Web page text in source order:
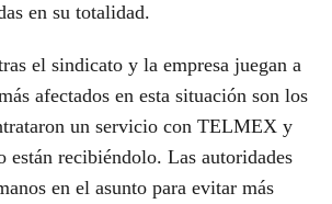
en su totalidad.
el sindicato y la empresa juegan a
afectados en esta situación son los
un servicio con TELMEX y
están recibiéndolo. Las autoridades
en el asunto para evitar más